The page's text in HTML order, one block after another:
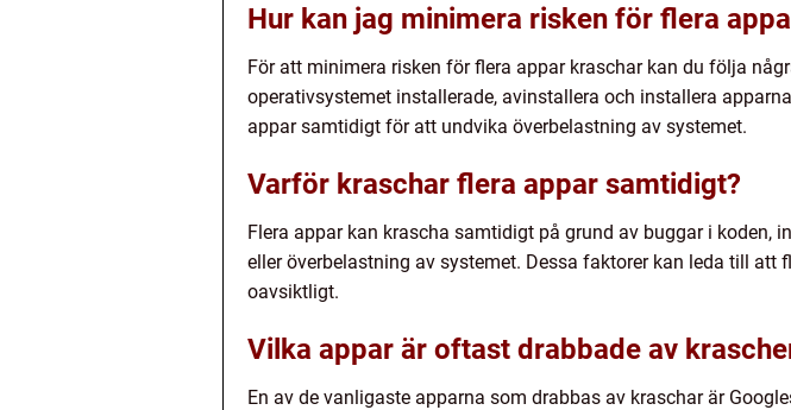
Hur kan jag minimera risken för flera
För att minimera risken för flera appar kraschar kan du följa
operativsystemet installerade, avinstallera och installera
appar samtidigt för att undvika överbelastning av systemet.
Varför kraschar flera appar samtidigt?
Flera appar kan krascha samtidigt på grund av buggar i
eller överbelastning av systemet. Dessa faktorer kan leda till
oavsiktligt.
Vilka appar är oftast drabbade av
En av de vanligaste apparna som drabbas av kraschar är